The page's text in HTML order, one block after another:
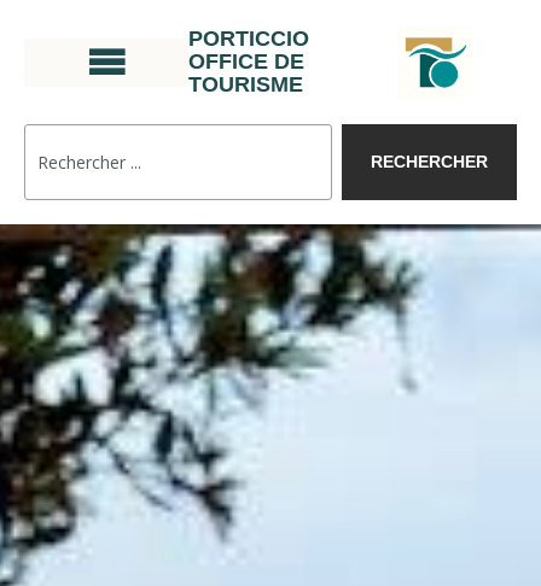
PORTICCIO
OFFICE DE
TOURISME
RECHERCHER